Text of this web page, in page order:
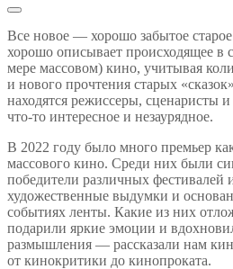
Все новое — хорошо забытое
хорошо описывает происходящее в
мере массовом) кино, учитывая
и нового прочтения старых
находятся режиссеры, сценаристы
что-то интересное и незаурядное.
В 2022 году было много премьер
массового кино. Среди них были
победители различных фестивалей
художественные выдумки и
событиях ленты. Какие из них
подарили яркие эмоции и
размышления — рассказали нам
от кинокритики до кинопроката.